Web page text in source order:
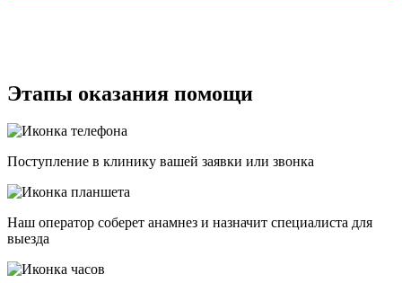
Этапы оказания помощи
Поступление в клинику вашей заявки или звонка
Наш оператор соберет анамнез и назначит специалиста для
выезда